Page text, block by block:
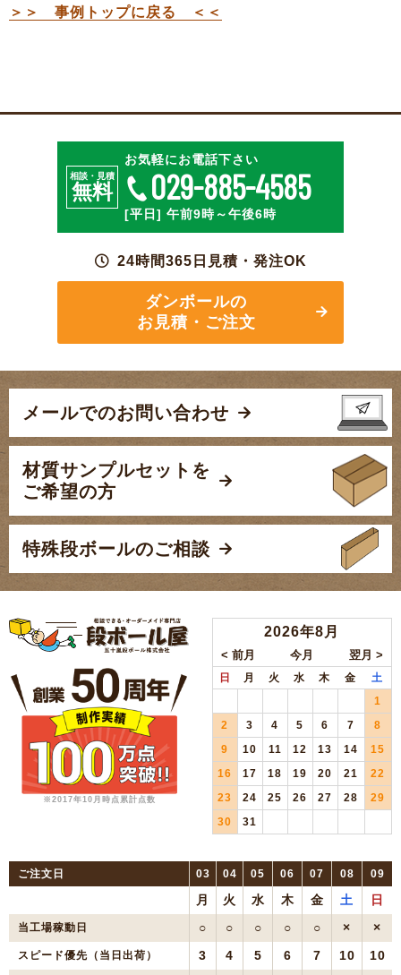
＞＞ 事例トップに戻る ＜＜
相談・見積
無料
お気軽にお電話下さい
029-885-4585
[平日] 午前9時～午後6時
24時間365日見積・発注OK
ダンボールの
お見積・ご注文
メールでのお問い合わせ
材質サンプルセットを
ご希望の方
特殊段ボールのご相談
※2017年10月時点累計点数
2026年8月
日 月 火 水 木 金
土
1
2
3 4 5 6 7
8
9
10 11 12 13 14
15
16
17 18 19 20 21
22
23
24 25 26 27 28
29
30
31
ご注文日 03 04 05 06 07 08 09
月 火 水 木 金 土 日
当工場稼動日 ○ ○ ○ ○ ○ × ×
スピード優先（当日出荷） 3 4 5 6 7 10 10